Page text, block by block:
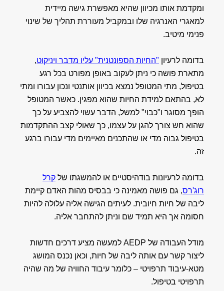
ומקדמת אותו מכיוון שהיא מאפשרת גישה מיידית
למאגרי האנרגיה שלו ובמקביל מעוררת תהליך של שינוי
פנימי מיטיב.
בדומה לרעיון "החיות הספונטנית" עליו מדבר ויניקוט,
מתארת פושה כי ניתן לעקוב באופן מפורט בכל רגע
בטיפול, מתי המטופל נמצא בכיוון אותנטי ונכון עבורו ומתי
לא, בהתאם למידת החיות שהוא מפגין. כאשר המטופל
הופך מסוגר ו"כבוי" למשל, הדבר עשוי להצביע על כך
שהוא חש צורך להגן על עצמו, כך שאולי קצב ההתקדמות
בטיפול גבוה מדי או שהתכנים מאיימים מדי עבורו ברגע
זה.
בדומה לרעיונות בודהיסטיים או להמשגתו של קרל
רוג'רס, גם פושה מאמינה כי בבסיס מהות האדם קיימת
ליבה של חיות חיובית. לעיתים הגישה אליה עלולה להיות
חסומה אך היא תמיד שם וניתן להתחבר אליה.
מודל העבודה של AEDP למעשה מציע דרכים חדשות
ליצור קשר עם אותה ליבה של חיות, וכאן נכנס המושג
מטא-עיבוד תרפויטי – כלומר עיבוד החוויה של מה שהיה
תרפויטי בטיפול.